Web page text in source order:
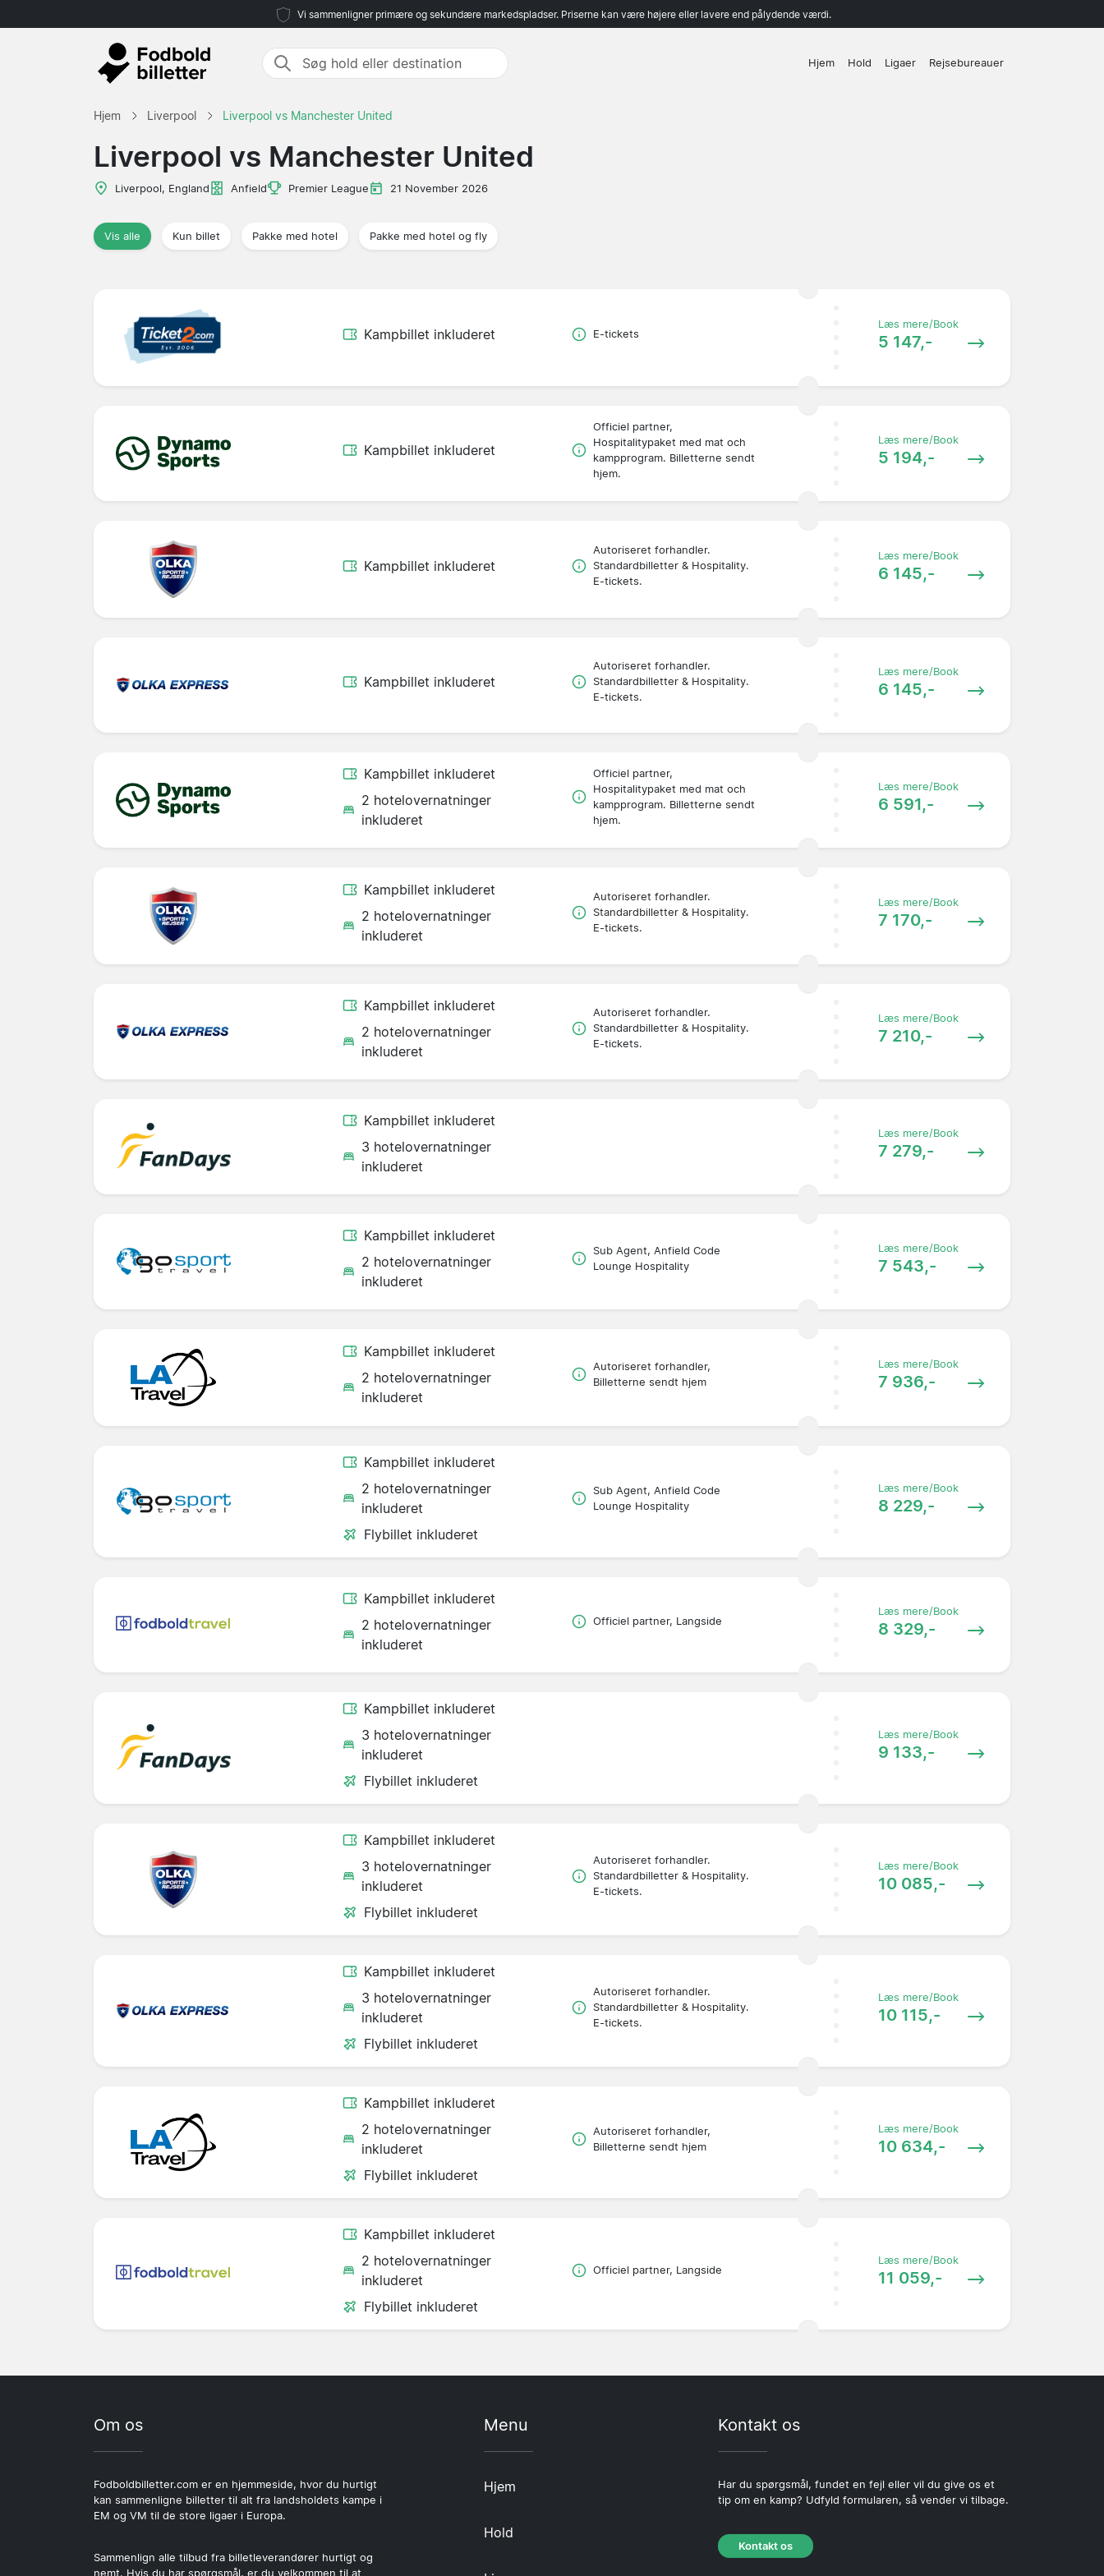
Vi sammenligner primære og sekundære markedspladser. Priserne kan være højere eller lavere end pålydende værdi.
Hjem Hold Ligaer Rejsebureauer
Hjem Liverpool Liverpool vs Manchester United
Liverpool vs Manchester United
Liverpool, England Anfield Premier League 21 November 2026
Vis alle Kun billet Pakke med hotel Pakke med hotel og fly
Kampbillet inkluderet E-tickets
Læs mere/Book
5 147,-
Kampbillet inkluderet
Officiel partner,
Hospitalitypaket med mat och
kampprogram. Billetterne sendt
hjem.
Læs mere/Book
5 194,-
Kampbillet inkluderet
Autoriseret forhandler.
Standardbilletter & Hospitality.
E-tickets.
Læs mere/Book
6 145,-
Kampbillet inkluderet
Autoriseret forhandler.
Standardbilletter & Hospitality.
E-tickets.
Læs mere/Book
6 145,-
Kampbillet inkluderet
2 hotelovernatninger
inkluderet
Officiel partner,
Hospitalitypaket med mat och
kampprogram. Billetterne sendt
hjem.
Læs mere/Book
6 591,-
Kampbillet inkluderet
2 hotelovernatninger
inkluderet
Autoriseret forhandler.
Standardbilletter & Hospitality.
E-tickets.
Læs mere/Book
7 170,-
Kampbillet inkluderet
2 hotelovernatninger
inkluderet
Autoriseret forhandler.
Standardbilletter & Hospitality.
E-tickets.
Læs mere/Book
7 210,-
Kampbillet inkluderet
3 hotelovernatninger
inkluderet
Læs mere/Book
7 279,-
Kampbillet inkluderet
2 hotelovernatninger
inkluderet
Sub Agent, Anfield Code
Lounge Hospitality
Læs mere/Book
7 543,-
Kampbillet inkluderet
2 hotelovernatninger
inkluderet
Autoriseret forhandler,
Billetterne sendt hjem
Læs mere/Book
7 936,-
Kampbillet inkluderet
2 hotelovernatninger
inkluderet
Flybillet inkluderet
Sub Agent, Anfield Code
Lounge Hospitality
Læs mere/Book
8 229,-
Kampbillet inkluderet
2 hotelovernatninger
inkluderet
Officiel partner, Langside
Læs mere/Book
8 329,-
Kampbillet inkluderet
3 hotelovernatninger
inkluderet
Flybillet inkluderet
Læs mere/Book
9 133,-
Kampbillet inkluderet
3 hotelovernatninger
inkluderet
Flybillet inkluderet
Autoriseret forhandler.
Standardbilletter & Hospitality.
E-tickets.
Læs mere/Book
10 085,-
Kampbillet inkluderet
3 hotelovernatninger
inkluderet
Flybillet inkluderet
Autoriseret forhandler.
Standardbilletter & Hospitality.
E-tickets.
Læs mere/Book
10 115,-
Kampbillet inkluderet
2 hotelovernatninger
inkluderet
Flybillet inkluderet
Autoriseret forhandler,
Billetterne sendt hjem
Læs mere/Book
10 634,-
Kampbillet inkluderet
2 hotelovernatninger
inkluderet
Flybillet inkluderet
Officiel partner, Langside
Læs mere/Book
11 059,-
Om os
Fodboldbilletter.com er en hjemmeside, hvor du hurtigt
kan sammenligne billetter til alt fra landsholdets kampe i
EM og VM til de store ligaer i Europa.
Sammenlign alle tilbud fra billetleverandører hurtigt og
nemt. Hvis du har spørgsmål, er du velkommen til at
Menu
Hjem
Hold
Kontakt os
Har du spørgsmål, fundet en fejl eller vil du give os et
tip om en kamp? Udfyld formularen, så vender vi tilbage.
Kontakt os